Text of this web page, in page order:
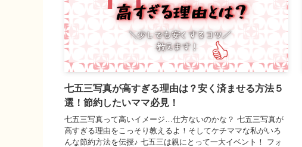
七五三写真が高すぎる理由は？安く済ませる方法５
選！節約したいママ必見！
七五三写真って高いイメージ…仕方ないのかな？ 七五三写真が
高すぎる理由をこっそり教えるよ！そしてケチママな私がいろ
んな節約方法を伝授♪ 七五三は親にとって一大イベント！ フォ